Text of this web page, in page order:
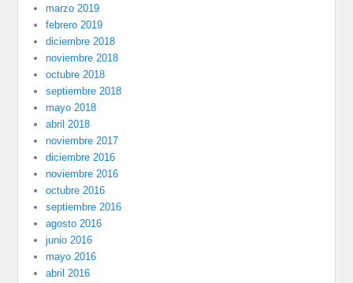
marzo 2019
febrero 2019
diciembre 2018
noviembre 2018
octubre 2018
septiembre 2018
mayo 2018
abril 2018
noviembre 2017
diciembre 2016
noviembre 2016
octubre 2016
septiembre 2016
agosto 2016
junio 2016
mayo 2016
abril 2016